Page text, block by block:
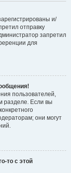
и/
отправку
запретил
для
пользователей,
разделе. Если вы
они могут
то с этой